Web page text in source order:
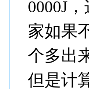
0000J
家如果
个多出
但是计